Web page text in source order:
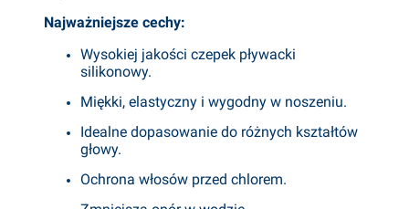
Najważniejsze cechy:
Wysokiej jakości czepek pływacki
silikonowy.
Miękki, elastyczny i wygodny w noszeniu.
Idealne dopasowanie do różnych kształtów
głowy.
Ochrona włosów przed chlorem.